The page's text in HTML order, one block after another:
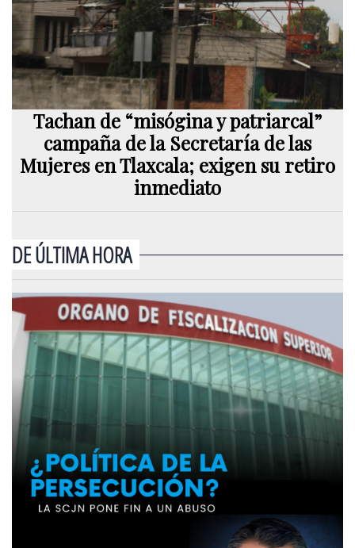
Tachan de “misógina y patriarcal”
campaña de la Secretaría de las
Mujeres en Tlaxcala; exigen su retiro
inmediato
DE ÚLTIMA HORA